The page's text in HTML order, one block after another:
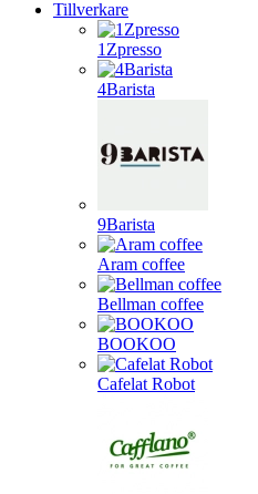
Tillverkare
1Zpresso
4Barista
9Barista
Aram coffee
Bellman coffee
BOOKOO
Cafelat Robot